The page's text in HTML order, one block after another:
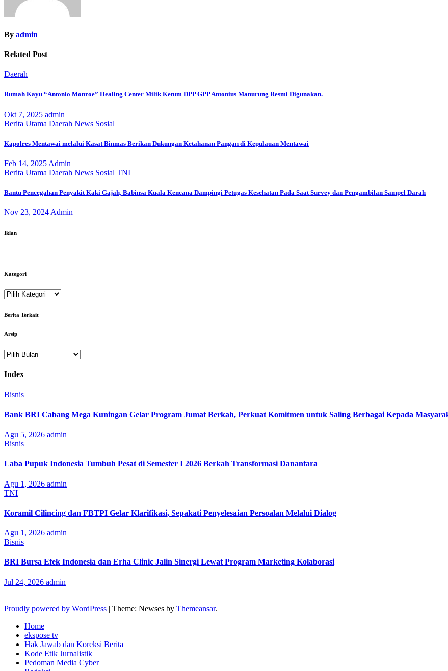
By admin
Related Post
Daerah
Rumah Kayu “Antonio Monroe” Healing Center Milik Ketum DPP GPP Antonius Manurung Resmi Digunakan.
Okt 7, 2025 admin
Berita Utama Daerah News Sosial
Kapolres Mentawai melalui Kasat Binmas Berikan Dukungan Ketahanan Pangan di Kepulauan Mentawai
Feb 14, 2025 Admin
Berita Utama Daerah News Sosial TNI
Bantu Pencegahan Penyakit Kaki Gajah, Babinsa Kuala Kencana Dampingi Petugas Kesehatan Pada Saat Survey dan Pengambilan Sampel Darah
Nov 23, 2024 Admin
Iklan
Kategori
Kategori
Berita Terkait
Arsip
Arsip
Index
Bisnis
Bank BRI Cabang Mega Kuningan Gelar Program Jumat Berkah, Perkuat Komitmen untuk Saling Berbagai Kepada
Agu 5, 2026 admin
Bisnis
Laba Pupuk Indonesia Tumbuh Pesat di Semester I 2026 Berkah Transformasi Danantara
Agu 1, 2026 admin
TNI
Koramil Cilincing dan FBTPI Gelar Klarifikasi, Sepakati Penyelesaian Persoalan Melalui Dialog
Agu 1, 2026 admin
Bisnis
BRI Bursa Efek Indonesia dan Erha Clinic Jalin Sinergi Lewat Program Marketing Kolaborasi
Jul 24, 2026 admin
Proudly powered by WordPress | Theme: Newses by Themeansar.
Home
ekspose tv
Hak Jawab dan Koreksi Berita
Kode Etik Jurnalistik
Pedoman Media Cyber